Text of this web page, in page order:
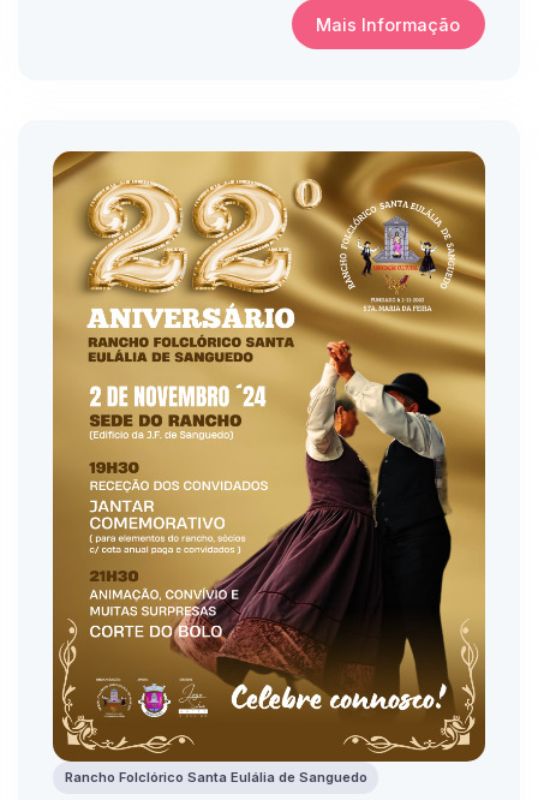
Mais Informação
Rancho Folclórico Santa Eulália de Sanguedo